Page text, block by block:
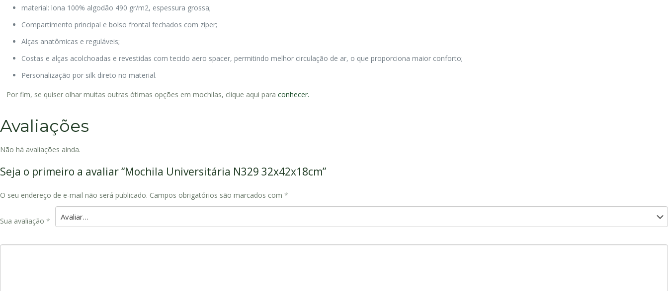
material: lona 100% algodão 490 gr/m2, espessura grossa;
Compartimento principal e bolso frontal fechados com zíper;
Alças anatômicas e reguláveis;
Costas e alças acolchoadas e revestidas com tecido aero spacer, permitindo melhor circulação de ar, o que proporciona maior conforto;
Personalização por silk direto no material.
Por fim, se quiser olhar muitas outras ótimas opções em mochilas, clique aqui paraconhecer.
Avaliações
Não há avaliações ainda.
Seja o primeiro a avaliar “Mochila Universitária N329 32x42x18cm”
O seu endereço de e-mail não será publicado. Campos obrigatórios são marcados com *
Sua avaliação *